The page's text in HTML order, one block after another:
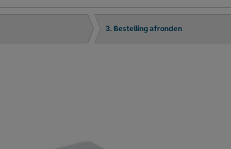
3. Bestelling afronden